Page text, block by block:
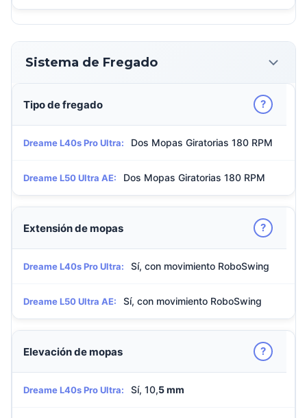
Sistema de Fregado
Tipo de fregado ?
Dreame L40s Pro Ultra: Dos Mopas Giratorias 180 RPM
Dreame L50 Ultra AE: Dos Mopas Giratorias 180 RPM
Extensión de mopas ?
Dreame L40s Pro Ultra: Sí, con movimiento RoboSwing
Dreame L50 Ultra AE: Sí, con movimiento RoboSwing
Elevación de mopas ?
Dreame L40s Pro Ultra: Sí, 10,5 mm